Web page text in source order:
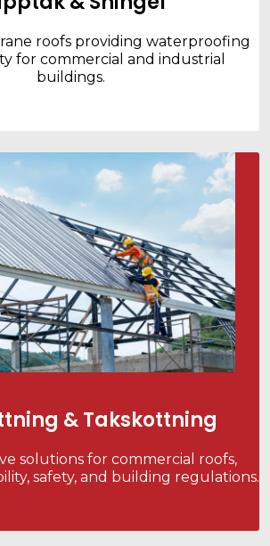
roofs providing waterproofing
for commercial and industrial
buildings.
& Takskottning
solutions for commercial roofs,
safety, and building regulations.